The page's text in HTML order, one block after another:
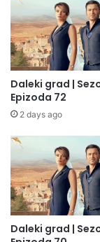
Daleki grad |
Epizoda 72
2 days ago
Daleki grad |